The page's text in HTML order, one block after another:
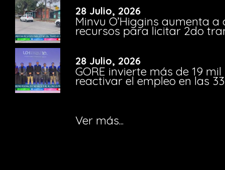
28 Julio, 2026
Minvu O’Higgins aumenta a
recursos para licitar 2do
28 Julio, 2026
GORE invierte más de 19
reactivar el empleo en las
Ver más...